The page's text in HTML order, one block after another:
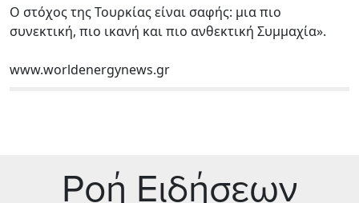
Ο στόχος της Τουρκίας είναι σαφής: μια πιο
συνεκτική, πιο ικανή και πιο ανθεκτική Συμμαχία».
www.worldenergynews.gr
Ρoή Ειδήσεων